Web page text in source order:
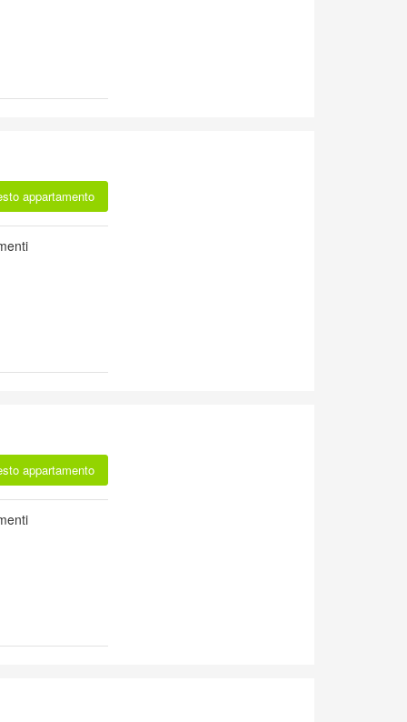
appartamento
appartamento